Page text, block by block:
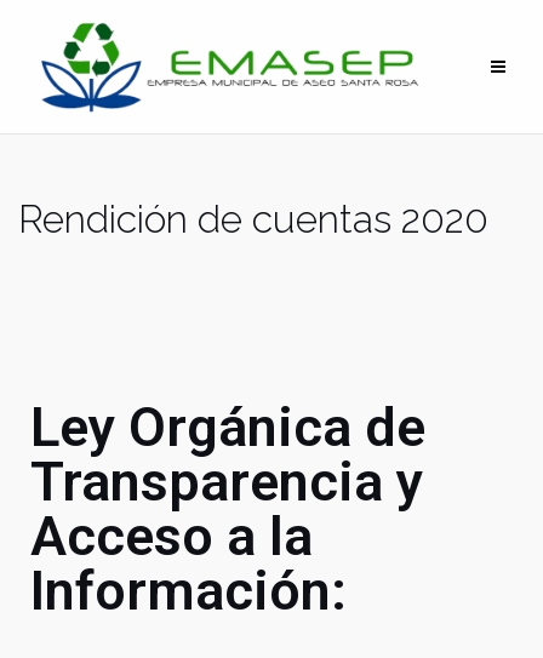
Rendición de cuentas 2020
Ley Orgánica de
Transparencia y
Acceso a la
Información: